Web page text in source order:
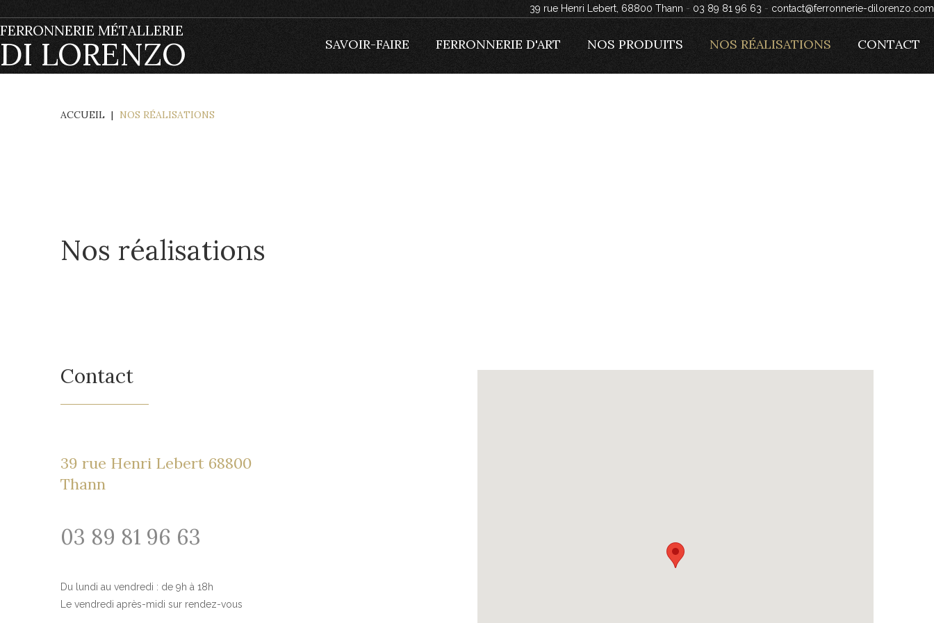
39 rue Henri Lebert, 68800 Thann - 03 89 81 96 63 - contact@ferronnerie-dilorenzo.com
FERRONNERIE MÉTALLERIE
DI LORENZO SAVOIR-FAIRE FERRONNERIE D'ART NOS PRODUITS NOS RÉALISATIONS CONTACT
ACCUEIL | NOS RÉALISATIONS
Nos réalisations
Contact
39 rue Henri Lebert 68800
Thann
03 89 81 96 63
Du lundi au vendredi : de 9h à 18h
Le vendredi après-midi sur rendez-vous